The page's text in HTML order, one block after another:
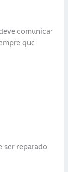
comunicar
que
ser reparado